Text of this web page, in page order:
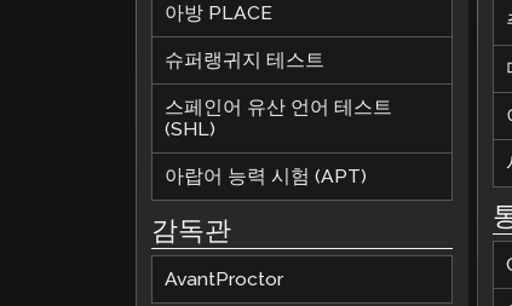
아방 PLACE
슈퍼랭귀지 테스트
스페인어 유산 언어 테스트
(SHL)
아랍어 능력 시험 (APT)
감독관
AvantProctor